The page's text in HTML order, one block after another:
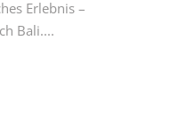
Erlebnis –
Bali....